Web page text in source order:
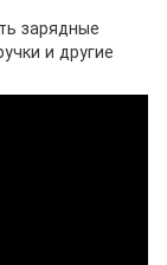
зарядные
и другие